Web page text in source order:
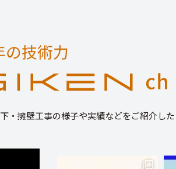
・擁壁工事の様子や実績などをご紹介し